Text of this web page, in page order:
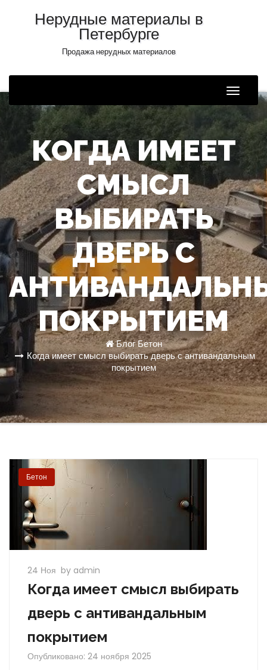
Нерудные материалы в
Петербурге
Продажа нерудных материалов
Toggle
КОГДА ИМЕЕТ
СМЫСЛ
ВЫБИРАТЬ
ДВЕРЬ С
ПОКРЫТИЕМ
Блог Бетон
Когда имеет смысл выбирать дверь с антивандальным
покрытием
Бетон
24 Ноя by admin
Когда имеет смысл выбирать
дверь с антивандальным
покрытием
Опубликовано: 24 ноября 2025